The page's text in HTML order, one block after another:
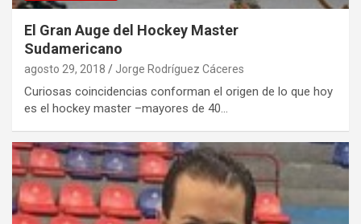
El Gran Auge del Hockey Master
Sudamericano
agosto 29, 2018 Jorge Rodríguez Cáceres
Curiosas coincidencias conforman el origen de lo que hoy
es el hockey master –mayores de 40…